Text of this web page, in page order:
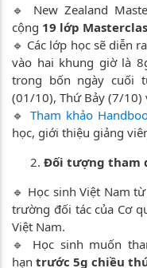
🔹 New Zealand
cộng 19 lớp
🔹 Các lớp học sẽ diễn
vào hai khung giờ là
trong bốn ngày cuối
(01/10), Thứ Bảy (7/10)
🔹 Tham khảo
học, giới thiệu giảng
Đối tượng tham
🔹 Học sinh Việt Nam
trường đối tác của Cơ
Việt Nam.
🔹 Học sinh muốn
hạn trước 5g chiều